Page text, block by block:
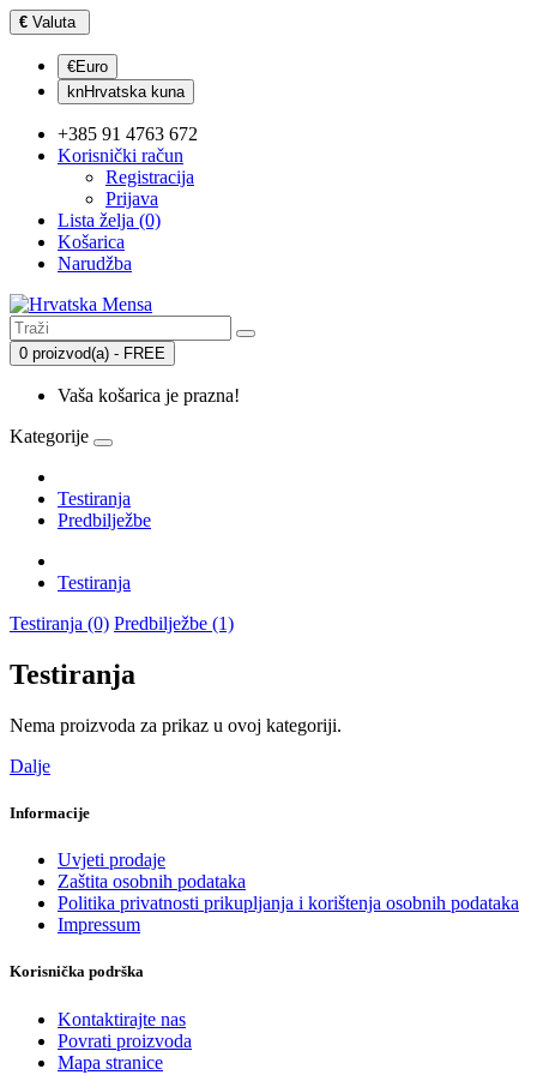
€ Valuta
€Euro
knHrvatska kuna
+385 91 4763 672
Korisnički račun
Registracija
Prijava
Lista želja (0)
Košarica
Narudžba
0 proizvod(a) - FREE
Vaša košarica je prazna!
Kategorije
Testiranja
Predbilježbe
Testiranja
Testiranja (0) Predbilježbe (1)
Testiranja
Nema proizvoda za prikaz u ovoj kategoriji.
Dalje
Informacije
Uvjeti prodaje
Zaštita osobnih podataka
Politika privatnosti prikupljanja i korištenja osobnih podataka
Impressum
Korisnička podrška
Kontaktirajte nas
Povrati proizvoda
Mapa stranice